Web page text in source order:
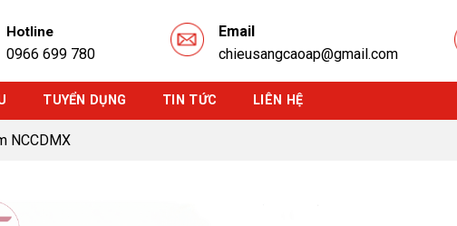
Hotline
0966 699 780
Email
chieusangcaoap@gmail.com
TUYỂN DỤNG TIN TỨC LIÊN HỆ
NCCDMX